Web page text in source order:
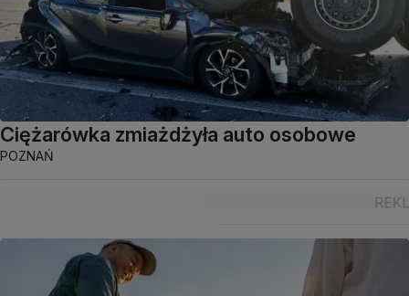
Ciężarówka zmiażdżyła auto osobowe
POZNAŃ